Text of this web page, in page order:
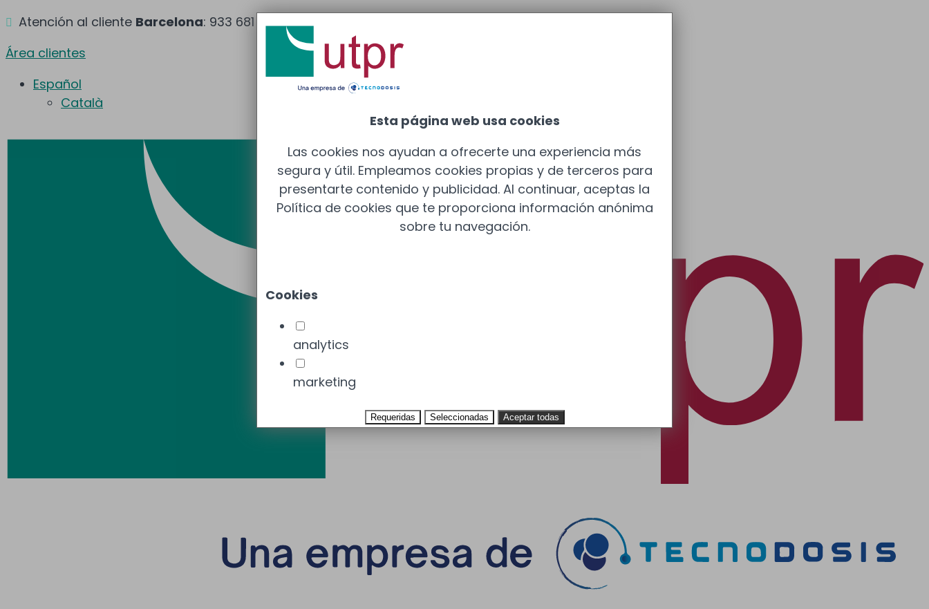
 Atención al cliente Barcelona: 933 681 355 –Madrid
Área clientes
Español
Català
Esta página web usa cookies
Las cookies nos ayudan a ofrecerte una experiencia más
segura y útil. Empleamos cookies propias y de terceros para
presentarte contenido y publicidad. Al continuar, aceptas la
Política de cookies que te proporciona información anónima
sobre tu navegación.
Cookies
analytics
marketing
Requeridas Seleccionadas Aceptar todas